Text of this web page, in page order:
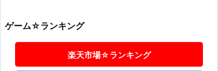
ゲーム☆ランキング
楽天市場☆ランキング